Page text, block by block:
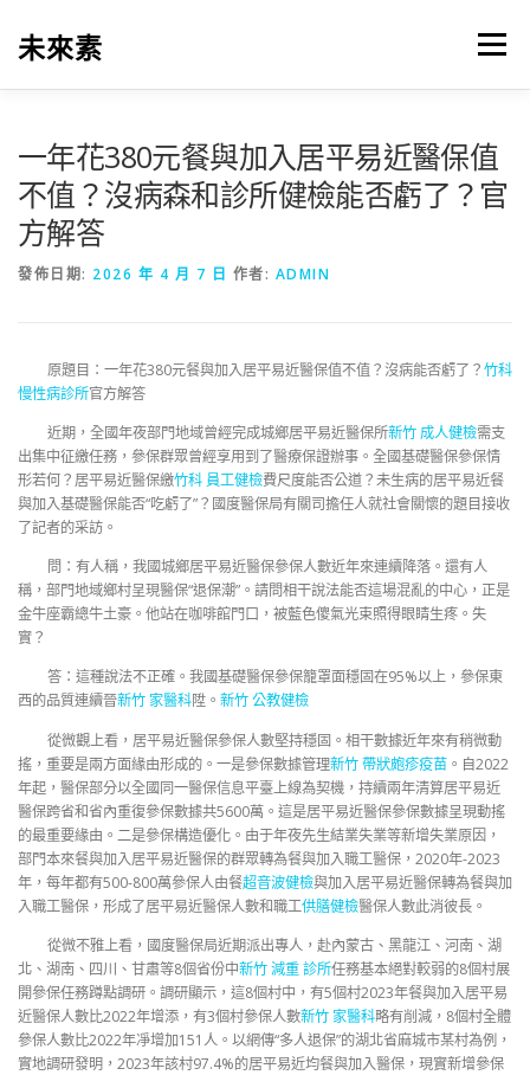
未來素 選單
一年花380元餐與加入居平易近醫保值
不值？沒病森和診所健檢能否虧了？官
方解答
發佈日期: 2026 年 4 月 7 日 作者: ADMIN
原題目：一年花380元餐與加入居平易近醫保值不值？沒病能否虧了？竹科
慢性病診所官方解答
近期，全國年夜部門地域曾經完成城鄉居平易近醫保所新竹 成人健檢需支
出集中征繳任務，參保群眾曾經享用到了醫療保證辦事。全國基礎醫保參保情
形若何？居平易近醫保繳竹科 員工健檢費尺度能否公道？未生病的居平易近餐
與加入基礎醫保能否“吃虧了”？國度醫保局有關司擔任人就社會關懷的題目接收
了記者的采訪。
問：有人稱，我國城鄉居平易近醫保參保人數近年來連續降落。還有人
稱，部門地域鄉村呈現醫保“退保潮”。請問相干說法能否這場混亂的中心，正是
金牛座霸總牛土豪。他站在咖啡館門口，被藍色傻氣光束照得眼睛生疼。失
實？
答：這種說法不正確。我國基礎醫保參保籠罩面穩固在95%以上，參保東
西的品質連續晉新竹 家醫科陞。 新竹 公教健檢
從微觀上看，居平易近醫保參保人數堅持穩固。相干數據近年來有稍微動
搖，重要是兩方面緣由形成的。一是參保數據管理新竹 帶狀皰疹疫苗 。自2022
年起，醫保部分以全國同一醫保信息平臺上線為契機，持續兩年清算居平易近
醫保跨省和省內重復參保數據共5600萬。這是居平易近醫保參保數據呈現動搖
的最重要緣由。二是參保構造優化。由于年夜先生結業失業等新增失業原因，
部門本來餐與加入居平易近醫保的群眾轉為餐與加入職工醫保，2020年-2023
年，每年都有500-800萬參保人由餐超音波健檢與加入居平易近醫保轉為餐與加
入職工醫保，形成了居平易近醫保人數和職工供膳健檢醫保人數此消彼長。
從微不雅上看，國度醫保局近期派出專人，赴內蒙古、黑龍江、河南、湖
北、湖南、四川、甘肅等8個省份中新竹 減重 診所任務基本絕對較弱的8個村展
開參保任務蹲點調研。調研顯示，這8個村中，有5個村2023年餐與加入居平易
近醫保人數比2022年增添，有3個村參保人數新竹 家醫科略有削減，8個村全體
參保人數比2022年凈增加151人。以網傳“多人退保”的湖北省麻城市某村為例，
實地調研發明，2023年該村97.4%的居平易近均餐與加入醫保，現實新增參保